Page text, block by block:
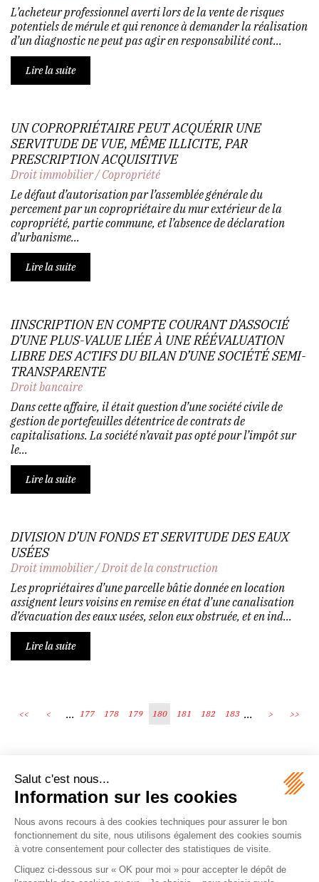
L’acheteur professionnel averti lors de la vente de risques
potentiels de mérule et qui renonce à demander la réalisation
d’un diagnostic ne peut pas agir en responsabilité cont...
Lire la suite
UN COPROPRIÉTAIRE PEUT ACQUÉRIR UNE
SERVITUDE DE VUE, MÊME ILLICITE, PAR
PRESCRIPTION ACQUISITIVE
Droit immobilier/Copropriété
Le défaut d’autorisation par l’assemblée générale du
percement par un copropriétaire du mur extérieur de la
copropriété, partie commune, et l’absence de déclaration
d’urbanisme...
Lire la suite
IINSCRIPTION EN COMPTE COURANT D’ASSOCIÉ
D’UNE PLUS-VALUE LIÉE À UNE RÉÉVALUATION
LIBRE DES ACTIFS DU BILAN D’UNE SOCIÉTÉ SEMI-
TRANSPARENTE
Droit bancaire
Dans cette affaire, il était question d’une société civile de
gestion de portefeuilles détentrice de contrats de
capitalisations. La société n’avait pas opté pour l’impôt sur
le...
Lire la suite
DIVISION D’UN FONDS ET SERVITUDE DES EAUX
USÉES
Droit immobilier/Droit de la construction
Les propriétaires d’une parcelle bâtie donnée en location
assignent leurs voisins en remise en état d’une canalisation
d’évacuation des eaux usées, selon eux obstruée, et en ind...
Lire la suite
<< < ... 177 178 179 180 181 182 183 ... > >>
Écosystème
Carrières
Honoraires